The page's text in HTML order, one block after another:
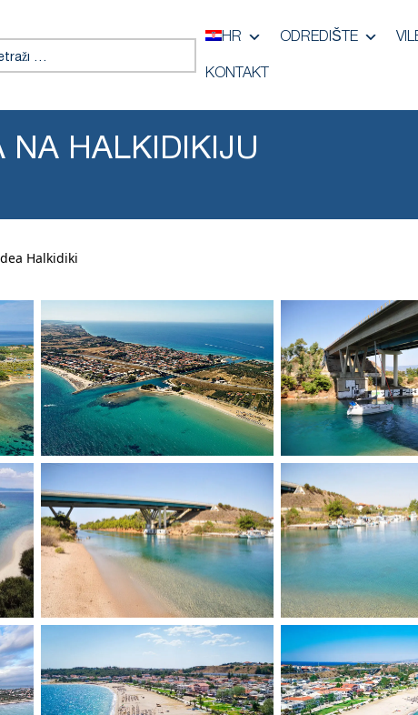
HR ODREDIŠTE
KONTAKT
NA HALKIDIKIJU
Halkidiki